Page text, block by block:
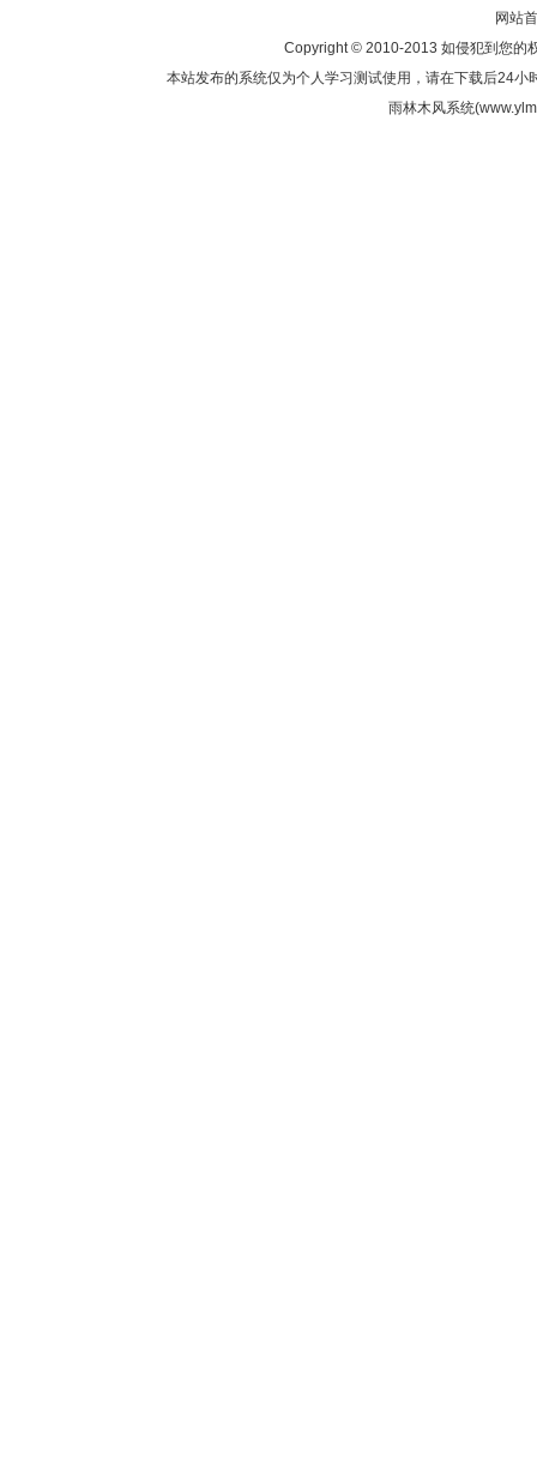
网站
Copyright © 2010-2013 如侵犯到您的
本站发布的系统仅为个人学习测试使用，请在下载后24
雨林木风系统